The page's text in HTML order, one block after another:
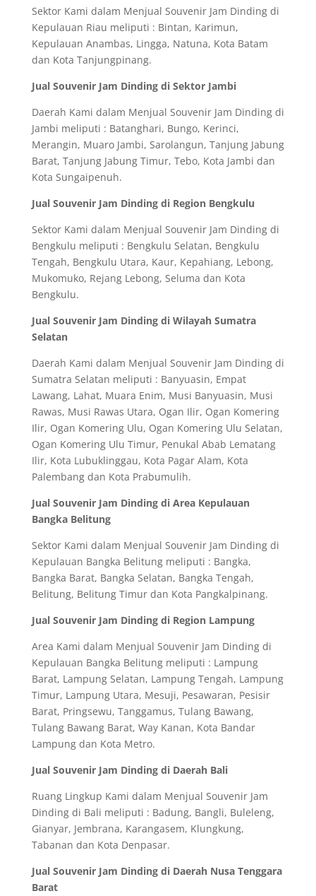
Sektor Kami dalam Menjual Souvenir Jam Dinding di
Kepulauan Riau meliputi : Bintan, Karimun,
Kepulauan Anambas, Lingga, Natuna, Kota Batam
dan Kota Tanjungpinang.
Jual Souvenir Jam Dinding di Sektor Jambi
Daerah Kami dalam Menjual Souvenir Jam Dinding di
Jambi meliputi : Batanghari, Bungo, Kerinci,
Merangin, Muaro Jambi, Sarolangun, Tanjung Jabung
Barat, Tanjung Jabung Timur, Tebo, Kota Jambi dan
Kota Sungaipenuh.
Jual Souvenir Jam Dinding di Region Bengkulu
Sektor Kami dalam Menjual Souvenir Jam Dinding di
Bengkulu meliputi : Bengkulu Selatan, Bengkulu
Tengah, Bengkulu Utara, Kaur, Kepahiang, Lebong,
Mukomuko, Rejang Lebong, Seluma dan Kota
Bengkulu.
Jual Souvenir Jam Dinding di Wilayah Sumatra
Selatan
Daerah Kami dalam Menjual Souvenir Jam Dinding di
Sumatra Selatan meliputi : Banyuasin, Empat
Lawang, Lahat, Muara Enim, Musi Banyuasin, Musi
Rawas, Musi Rawas Utara, Ogan Ilir, Ogan Komering
Ilir, Ogan Komering Ulu, Ogan Komering Ulu Selatan,
Ogan Komering Ulu Timur, Penukal Abab Lematang
Ilir, Kota Lubuklinggau, Kota Pagar Alam, Kota
Palembang dan Kota Prabumulih.
Jual Souvenir Jam Dinding di Area Kepulauan
Bangka Belitung
Sektor Kami dalam Menjual Souvenir Jam Dinding di
Kepulauan Bangka Belitung meliputi : Bangka,
Bangka Barat, Bangka Selatan, Bangka Tengah,
Belitung, Belitung Timur dan Kota Pangkalpinang.
Jual Souvenir Jam Dinding di Region Lampung
Area Kami dalam Menjual Souvenir Jam Dinding di
Kepulauan Bangka Belitung meliputi : Lampung
Barat, Lampung Selatan, Lampung Tengah, Lampung
Timur, Lampung Utara, Mesuji, Pesawaran, Pesisir
Barat, Pringsewu, Tanggamus, Tulang Bawang,
Tulang Bawang Barat, Way Kanan, Kota Bandar
Lampung dan Kota Metro.
Jual Souvenir Jam Dinding di Daerah Bali
Ruang Lingkup Kami dalam Menjual Souvenir Jam
Dinding di Bali meliputi : Badung, Bangli, Buleleng,
Gianyar, Jembrana, Karangasem, Klungkung,
Tabanan dan Kota Denpasar.
Jual Souvenir Jam Dinding di Daerah Nusa Tenggara
Barat